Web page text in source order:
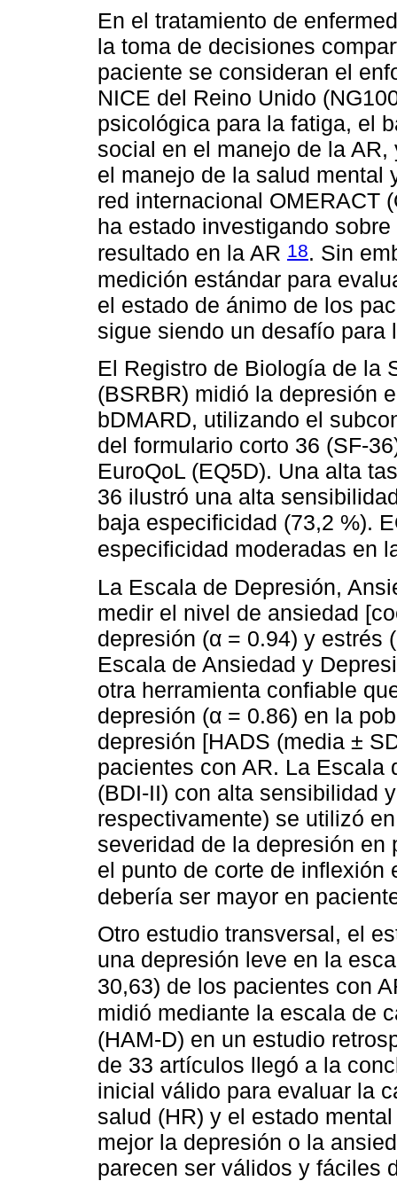
En el tratamiento de
la toma de decisiones
paciente se consideran el
NICE del Reino Unido
psicológica para la fatiga, el
social en el manejo de la
el manejo de la salud mental
red internacional OMERACT
ha estado investigando
resultado en la AR 18. Sin
medición estándar para
el estado de ánimo de los
sigue siendo un desafío para
El Registro de Biología de la
(BSRBR) midió la depresión
bDMARD, utilizando el
del formulario corto 36 (SF-
EuroQoL (EQ5D). Una alta
36 ilustró una alta
baja especificidad (73,2 %).
especificidad moderadas en
La Escala de Depresión,
medir el nivel de ansiedad
depresión (α = 0.94) y estrés
Escala de Ansiedad y
otra herramienta confiable
depresión (α = 0.86) en la
depresión [HADS (media ±
pacientes con AR. La Escala
(BDI-II) con alta sensibilidad
respectivamente) se utilizó
severidad de la depresión en
el punto de corte de inflexión
debería ser mayor en
Otro estudio transversal, el
una depresión leve en la
30,63) de los pacientes con
midió mediante la escala de
(HAM-D) en un estudio
de 33 artículos llegó a la
inicial válido para evaluar la
salud (HR) y el estado
mejor la depresión o la
parecen ser válidos y fáciles